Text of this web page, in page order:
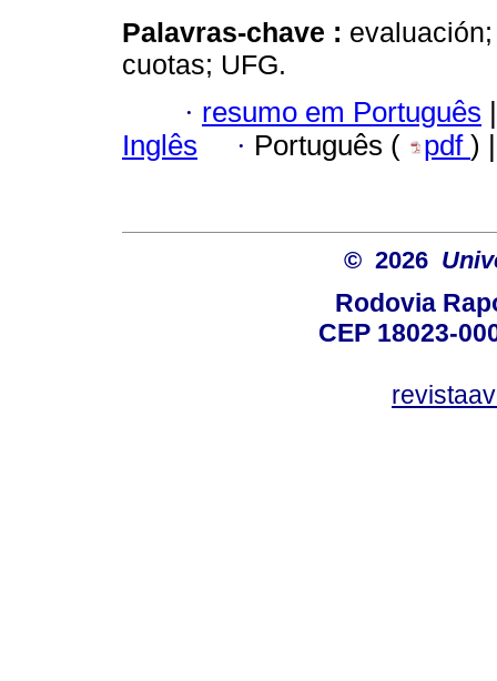
Palavras-chave :
cuotas; UFG.
· resumo em Português |
Inglês
· Português ( pdf )
© 2026
Rodovia
CEP 18023-